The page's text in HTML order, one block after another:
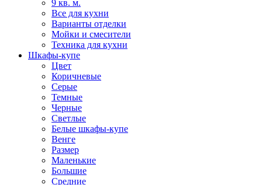
9 кв. м.
Все для кухни
Варианты отделки
Мойки и смесители
Техника для кухни
Шкафы-купе
Цвет
Коричневые
Серые
Темные
Черные
Светлые
Белые шкафы-купе
Венге
Размер
Маленькие
Большие
Средние